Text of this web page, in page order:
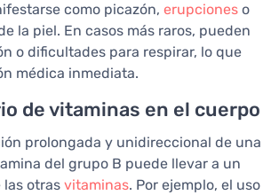
como picazón, erupciones o
la piel. En casos más raros, pueden
o dificultades para respirar, lo que
médica inmediata.
de vitaminas en el cuerpo
prolongada y unidireccional de una
del grupo B puede llevar a un
otras vitaminas. Por ejemplo, el uso